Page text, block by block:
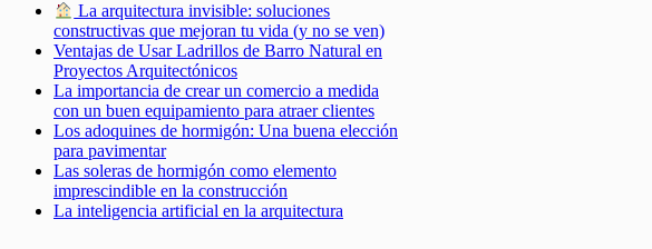
La arquitectura invisible: soluciones
constructivas que mejoran tu vida (y no se ven)
Ventajas de Usar Ladrillos de Barro Natural en
Proyectos Arquitectónicos
La importancia de crear un comercio a medida
con un buen equipamiento para atraer clientes
Los adoquines de hormigón: Una buena elección
para pavimentar
Las soleras de hormigón como elemento
imprescindible en la construcción
La inteligencia artificial en la arquitectura